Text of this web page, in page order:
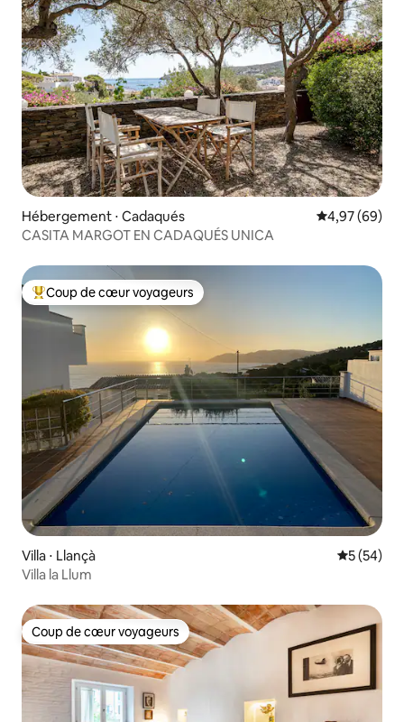
Hébergement ⋅ Cadaqués Évaluation
4,97 (69)
CASITA MARGOT EN CADAQUÉS UNICA
Coups de cœur voyageurs les plus appréciés
Coup de cœur voyageurs
Villa ⋅ Llançà
5 (54)
Villa la Llum
Coup de cœur voyageurs
Coup de cœur voyageurs